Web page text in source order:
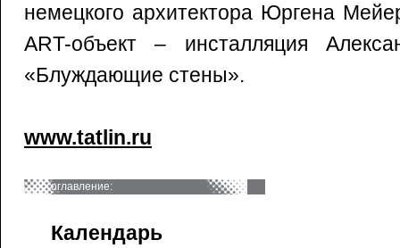
немецкого архитектора Юргена
ART-объект – инсталляция
«Блуждающие стены».
www.tatlin.ru
оглавление:
Календарь